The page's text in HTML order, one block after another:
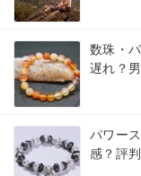
数珠・
遅れ？
パワー
感？評